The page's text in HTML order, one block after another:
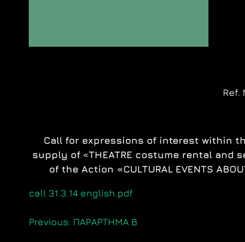
Ref.
Call for expressions of interest within
supply of«THEATRE costume rental and
of the Action «CULTURAL EVENTS
call 31.3.14 english.pdf
Πλοήγηση
Previous: ΠΑΡΑΡΤΗΜΑ Β